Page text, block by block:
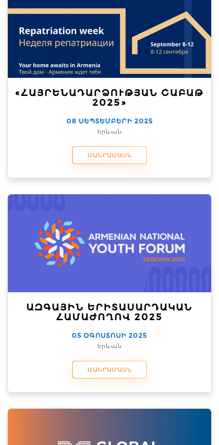
«ՀԱՅՐԵՆԱԴԱՐՁՈՒԹՅԱՆ ՇԱԲԱԹ
2025»
08 ՍԵՊՏԵՄԲԵՐԻ 2025
Երևան
ՄԱՆՐԱՄԱՍՆ
ԱԶԳԱՅԻՆ ԵՐԻՏԱՍԱՐԴԱԿԱՆ
ՀԱՄԱԺՈՂՈՎ 2025
05 ՕԳՈՍՏՈՍԻ 2025
Երևան
ՄԱՆՐԱՄԱՍՆ